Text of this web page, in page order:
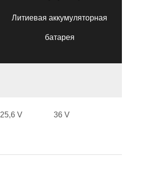
Литиевая аккумуляторная
батарея
25,6 V 36 V